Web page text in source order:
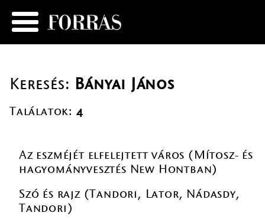
Keresés: Bányai János
Találatok: 4
Az eszméjét elfelejtett város (Mítosz- és
hagyományvesztés New Hontban)
Szó és rajz (Tandori, Lator, Nádasdy,
Tandori)